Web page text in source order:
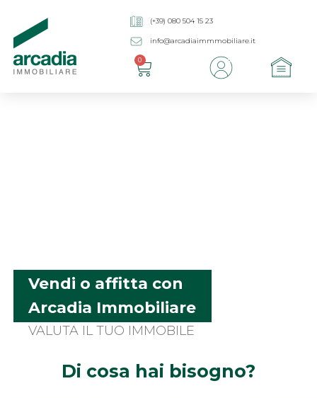
(+39) 080 504 15 23
info@arcadiaimmmobiliare.it
0
Vendi o affitta con
Arcadia Immobiliare
VALUTA IL TUO IMMOBILE
Di cosa hai bisogno?